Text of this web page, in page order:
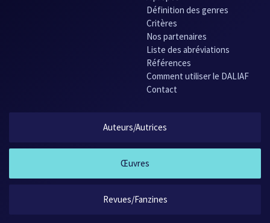
Définition des genres
Critères
Nos partenaires
Liste des abréviations
Références
Comment utiliser le DALIAF
Contact
Auteurs/Autrices
Œuvres
Revues/Fanzines